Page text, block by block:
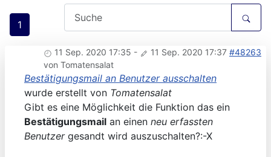
1
11 Sep. 2020 17:35 - 11 Sep. 2020 17:37 #48263
von Tomatensalat
Bestätigungsmail an Benutzer ausschalten
wurde erstellt von Tomatensalat
Gibt es eine Möglichkeit die Funktion das ein
Bestätigungsmail an einen neu erfassten
Benutzergesandt wird auszuschalten?:-X